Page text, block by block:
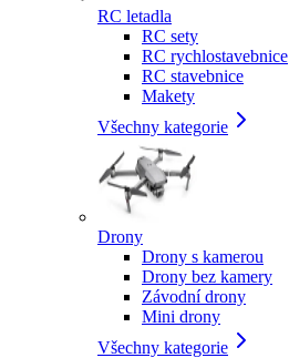
RC letadla
RC sety
RC rychlostavebnice
RC stavebnice
Makety
Všechny kategorie
Drony
Drony s kamerou
Drony bez kamery
Závodní drony
Mini drony
Všechny kategorie